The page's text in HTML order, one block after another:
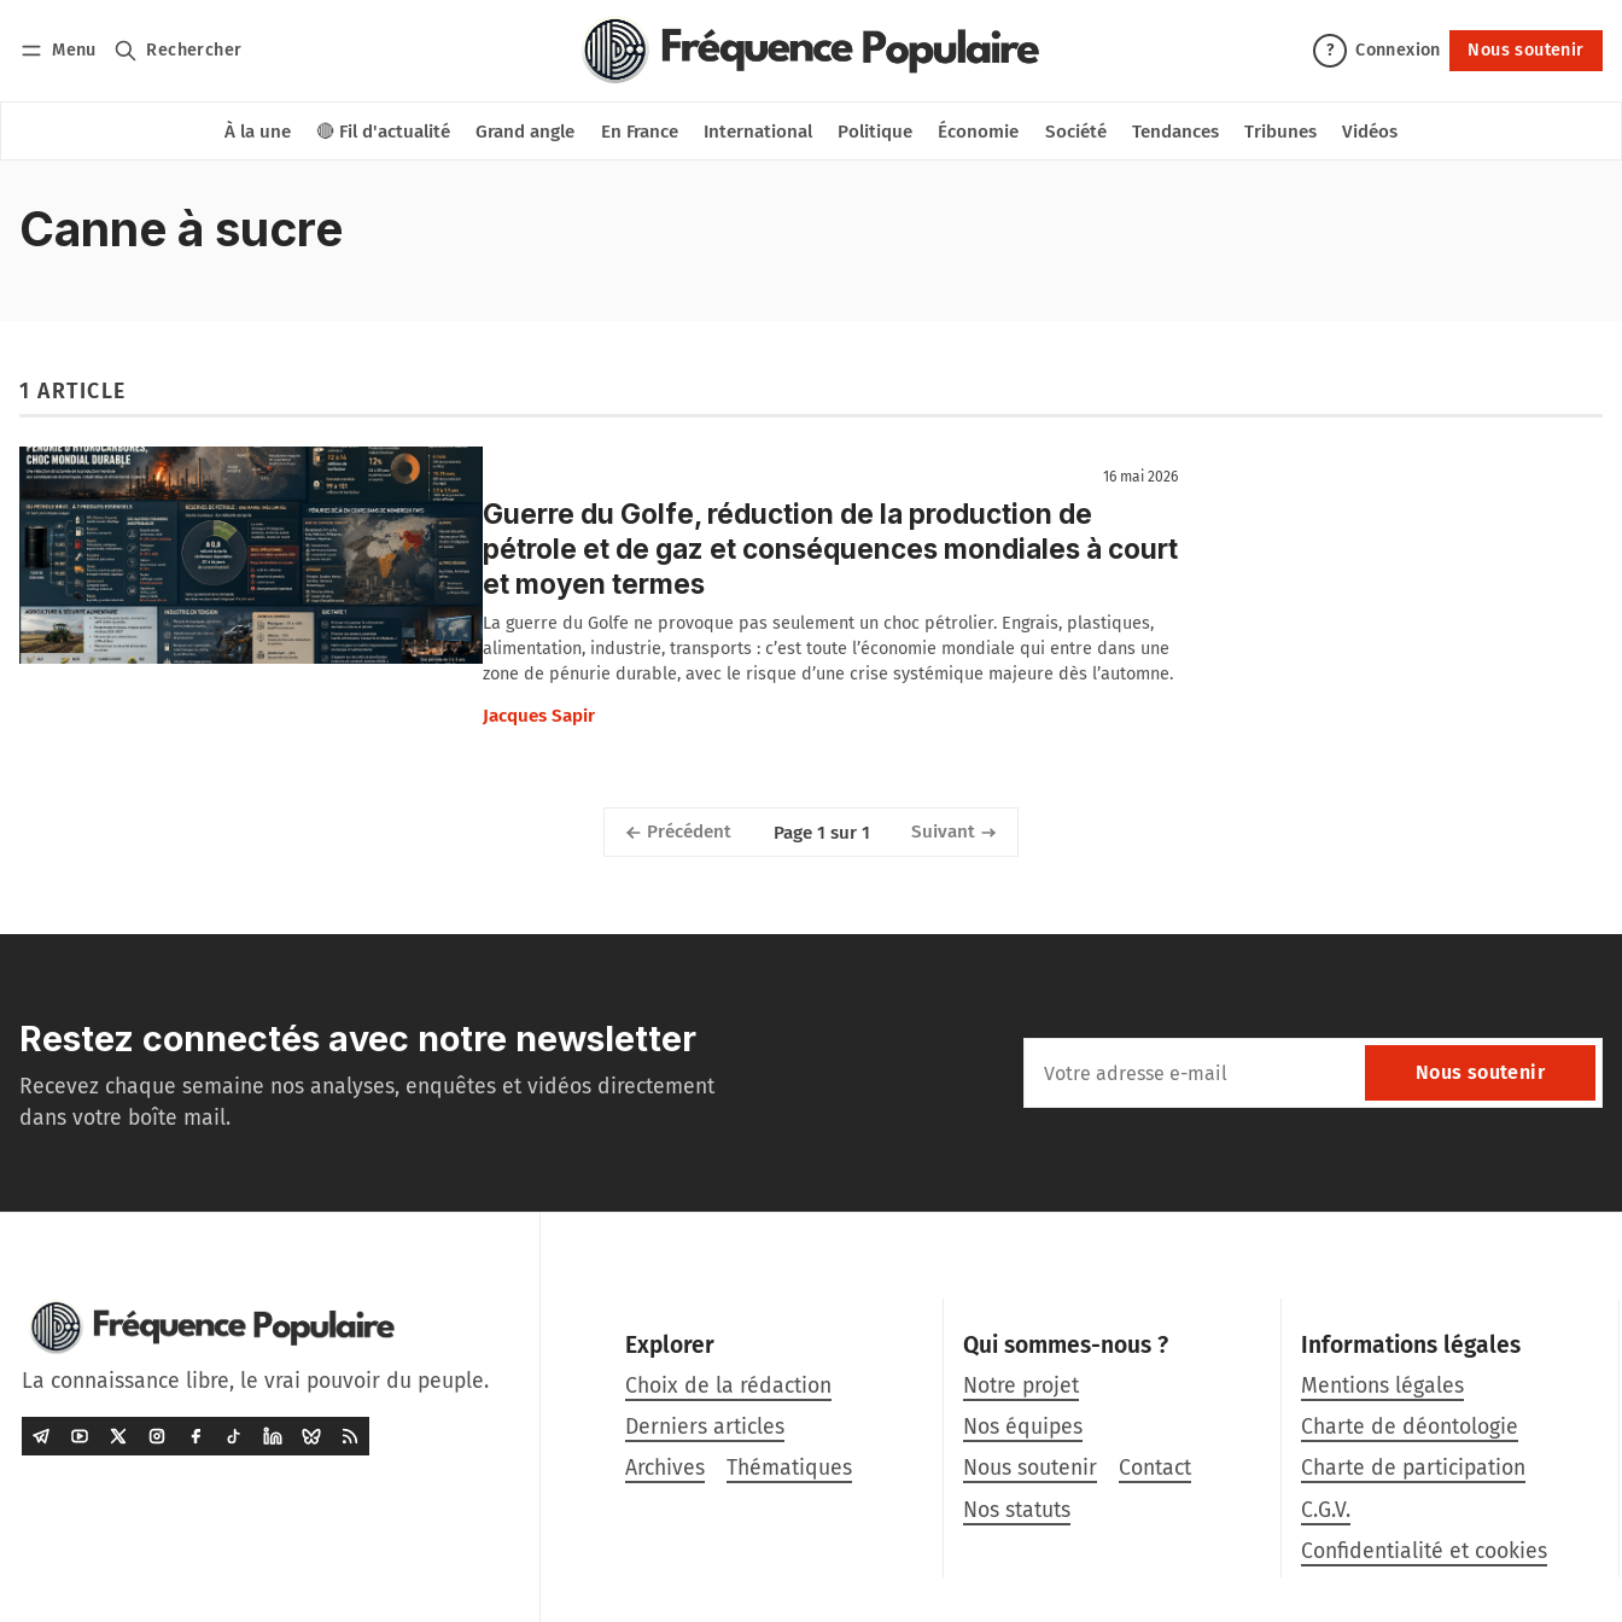
Menu Rechercher ? Connexion Nous soutenir
À la une 🔴 Fil d'actualité Grand angle En France International Politique Économie Société Tendances Tribunes Vidéos
Nous soutenir
Canne à sucre
1 ARTICLE
16 mai 2026
Guerre du Golfe, réduction de la production de
pétrole et de gaz et conséquences mondiales à court
et moyen termes
La guerre du Golfe ne provoque pas seulement un choc pétrolier. Engrais, plastiques,
alimentation, industrie, transports : c’est toute l’économie mondiale qui entre dans une
zone de pénurie durable, avec le risque d’une crise systémique majeure dès l’automne.
Jacques Sapir
Précédent Page 1 sur 1 Suivant
Restez connectés avec notre newsletter
Recevez chaque semaine nos analyses, enquêtes et vidéos directement
dans votre boîte mail.
Nous soutenir
La connaissance libre, le vrai pouvoir du peuple.
Explorer
Choix de la rédaction
Derniers articles
Archives
Thématiques
Qui sommes-nous ?
Notre projet
Nos équipes
Nous soutenir
Contact
Nos statuts
Informations légales
Mentions légales
Charte de déontologie
Charte de participation
C.G.V.
Confidentialité et cookies